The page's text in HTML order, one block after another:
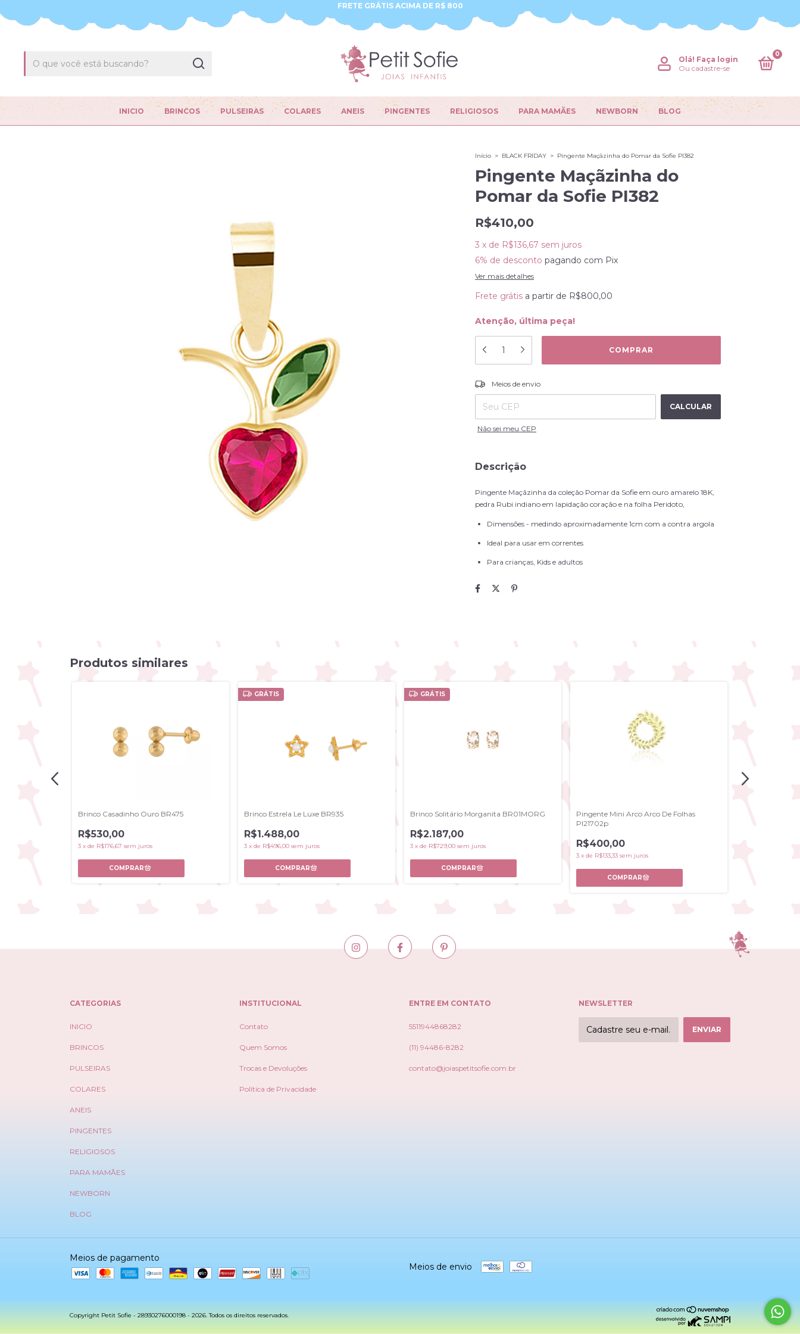
FRETE GRÁTIS ACIMA DE R$ 800
Olá! Faça login
Ou cadastre-se
0
INICIO BRINCOS PULSEIRAS COLARES ANEIS PINGENTES RELIGIOSOS PARA MAMÃES NEWBORN BLOG
Início > BLACK FRIDAY > Pingente Maçãzinha do Pomar da Sofie PI382
Pingente Maçãzinha do
Pomar da Sofie PI382
R$410,00
3 x de R$136,67 sem juros
6% de desconto pagando com Pix
Ver mais detalhes
Frete grátis a partir de R$800,00
Atenção, última peça!
Entregas para o CEP:
Meios de envio
CALCULAR
Não sei meu CEP
Descrição
Pingente Maçãzinha da coleção Pomar da Sofie em ouro amarelo 18K,
pedra Rubi indiano em lapidação coração e na folha Peridoto,
Dimensões - medindo aproximadamente 1cm com a contra argola
Ideal para usar em correntes
Para crianças, Kids e adultos
Produtos similares
Brinco Casadinho Ouro BR475
R$530,00
3 x de R$176,67 sem juros
GRÁTIS
Brinco Estrela Le Luxe BR935
R$1.488,00
3 x de R$496,00 sem juros
GRÁTIS
Brinco Solitário Morganita BR01MORG
R$2.187,00
3 x de R$729,00 sem juros
Pingente Mini Arco Arco De Folhas
PI21702p
R$400,00
3 x de R$133,33 sem juros
CATEGORIAS
INICIO
BRINCOS
PULSEIRAS
COLARES
ANEIS
PINGENTES
RELIGIOSOS
PARA MAMÃES
NEWBORN
BLOG
INSTITUCIONAL
Contato
Quem Somos
Trocas e Devoluções
Política de Privacidade
ENTRE EM CONTATO
5511944868282
(11) 94486-8282
contato@joiaspetitsofie.com.br
NEWSLETTER
Meios de pagamento
Meios de envio
Copyright Petit Sofie - 28930276000198 - 2026. Todos os direitos reservados.